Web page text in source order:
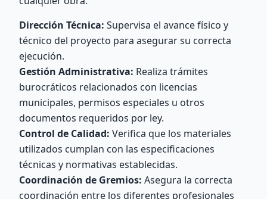
Dirección Técnica: Supervisa el avance físico y
técnico del proyecto para asegurar su correcta
ejecución.
Gestión Administrativa: Realiza trámites
burocráticos relacionados con licencias
municipales, permisos especiales u otros
documentos requeridos por ley.
Control de Calidad: Verifica que los materiales
utilizados cumplan con las especificaciones
técnicas y normativas establecidas.
Coordinación de Gremios: Asegura la correcta
coordinación entre los diferentes profesionales